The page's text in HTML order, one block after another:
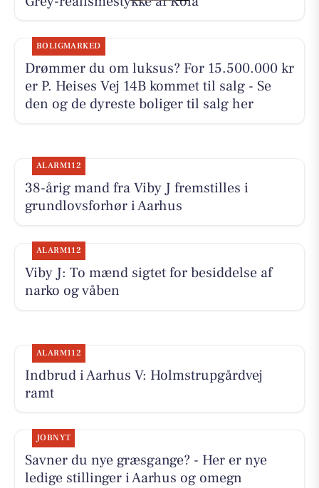
BOLIGMARKED
Drømmer du om luksus? For 15.500.000 kr
er P. Heises Vej 14B kommet til salg - Se
den og de dyreste boliger til salg her
ALARM112
38-årig mand fra Viby J fremstilles i
grundlovsforhør i Aarhus
ALARM112
Viby J: To mænd sigtet for besiddelse af
narko og våben
ALARM112
Indbrud i Aarhus V: Holmstrupgårdvej
ramt
JOBNYT
Savner du nye græsgange? - Her er nye
ledige stillinger i Aarhus og omegn